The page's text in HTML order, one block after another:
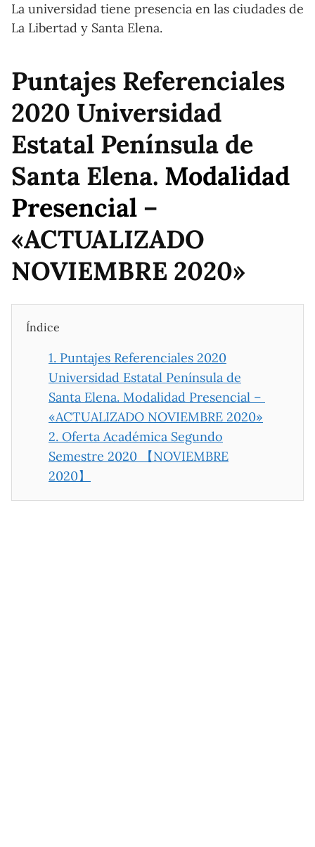
La universidad tiene presencia en las ciudades de
La Libertad y Santa Elena.
Puntajes Referenciales
2020 Universidad
Estatal Península de
Santa Elena. Modalidad
Presencial –
«ACTUALIZADO
NOVIEMBRE 2020»
Índice
1. Puntajes Referenciales 2020
Universidad Estatal Península de
Santa Elena. Modalidad Presencial –
«ACTUALIZADO NOVIEMBRE 2020»
2. Oferta Académica Segundo
Semestre 2020 【NOVIEMBRE
2020】